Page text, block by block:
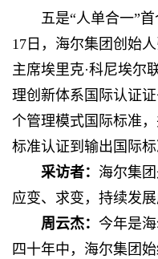
五是“人单合一”
17日，海尔集团创始
主席埃里克·科尼埃尔
理创新体系国际认证
个管理模式国际标准
标准认证到输出国际标
采访者： 海尔集
应变、求变，持续发展
周云杰： 今年是
四十年中，海尔集团